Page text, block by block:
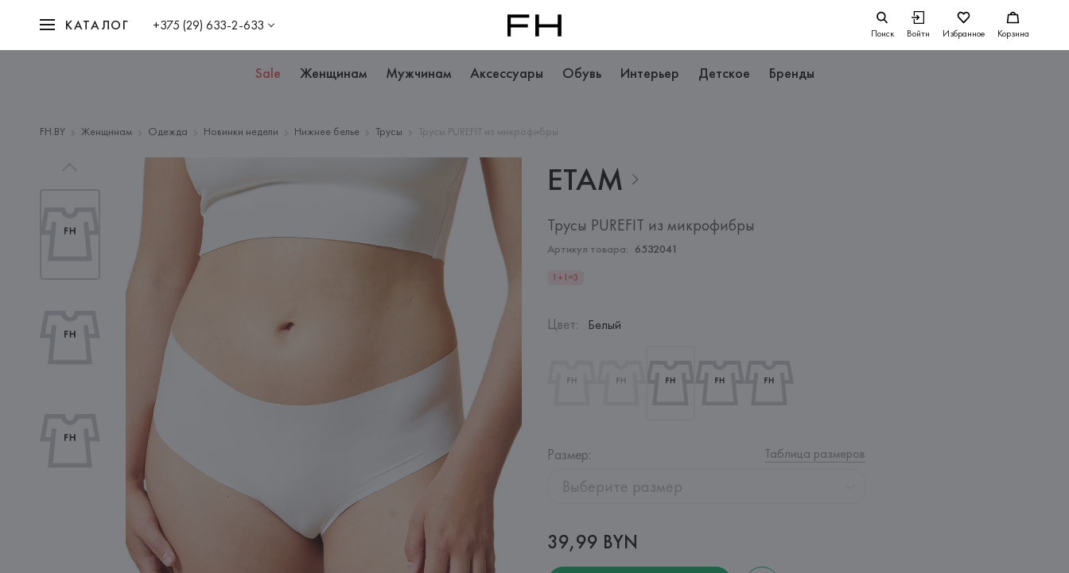
КАТАЛОГ +375 (29) 633-2-633 Поиск Войти Избранное Корзина
Sale Женщинам Мужчинам Аксессуары Обувь Интерьер Детское Бренды
FH.BY Женщинам Одежда Новинки недели Нижнее белье Трусы Трусы PUREFIT из микрофибры
ETAM
Трусы PUREFIT из микрофибры
Артикул товара: 6532041
1+1=3
Цвет: Белый
Размер: Таблица размеров
Выберите размер
39,99 BYN